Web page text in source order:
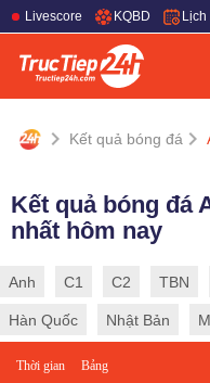
Livescore KQBD
Kết quả bóng đá
Kết quả bóng đá
nhất hôm nay
Anh C1 C2 TBN
Hàn Quốc Nhật Bản
Thời gian Bảng